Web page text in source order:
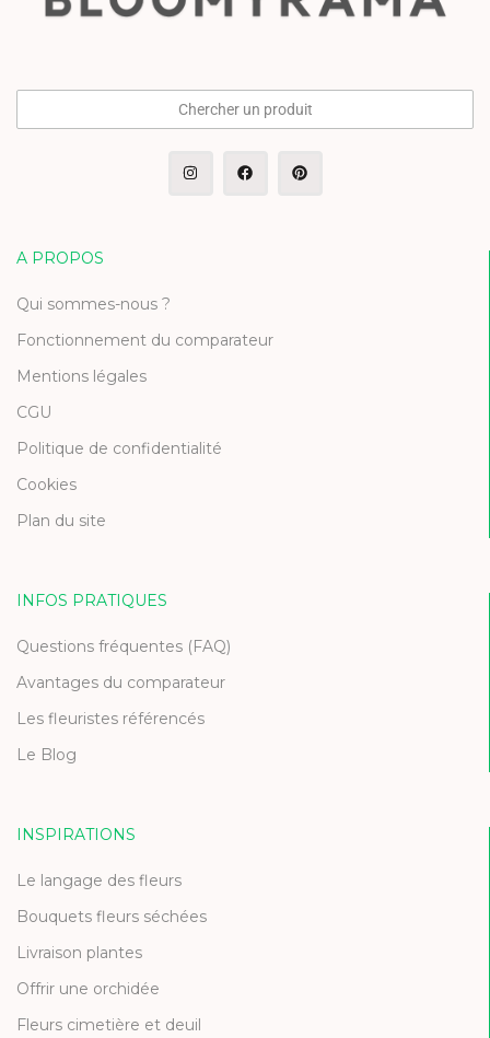
Chercher un produit
A PROPOS
Qui sommes-nous ?
Fonctionnement du comparateur
Mentions légales
CGU
Politique de confidentialité
Cookies
Plan du site
INFOS PRATIQUES
Questions fréquentes (FAQ)
Avantages du comparateur
Les fleuristes référencés
Le Blog
INSPIRATIONS
Le langage des fleurs
Bouquets fleurs séchées
Livraison plantes
Offrir une orchidée
Fleurs cimetière et deuil